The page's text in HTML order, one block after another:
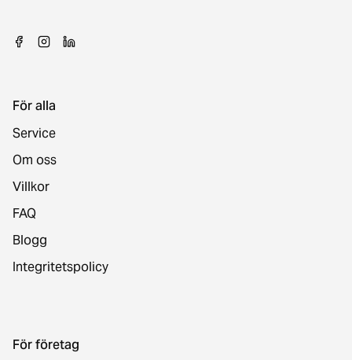
För alla
Service
Om oss
Villkor
FAQ
Blogg
Integritetspolicy
För företag